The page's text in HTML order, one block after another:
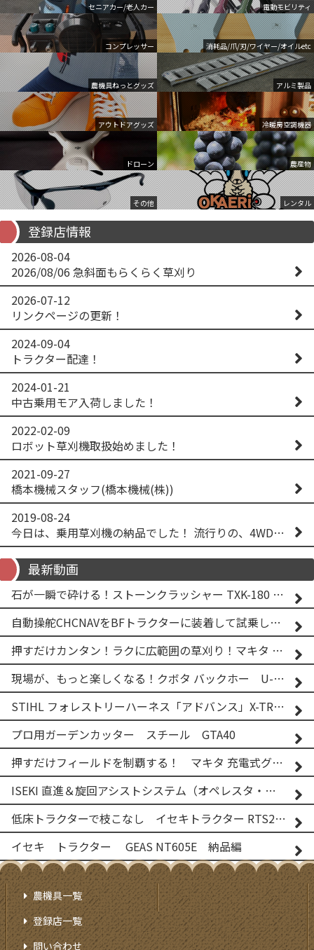
セニアカー/老人カー 電動モビリティ
コンプレッサー 消耗品/爪/刃/ワイヤー/オイルetc
農機具ねっとグッズ アルミ製品
アウトドアグッズ 冷暖房空調機器
ドローン 農産物
その他 レンタル
登録店情報
2026-08-04
2026/08/06 急斜面もらくらく草刈り
2026-07-12
リンクページの更新！
2024-09-04
トラクター配達！
2024-01-21
中古乗用モア入荷しました！
2022-02-09
ロボット草刈機取扱始めました！
2021-09-27
橋本機械スタッフ(橋本機械(株))
2019-08-24
今日は、乗用草刈機の納品でした！ 流行りの、4WD！ #イセキアグリ #オーレック #四駆 #増税間近
最新動画
石が一瞬で砕ける！ストーンクラッシャー TXK-180 実演
自動操舵CHCNAVをBFトラクターに装着して試乗してみた！！ CHCNAV NX610
押すだけカンタン！ラクに広範囲の草刈り！マキタ バッテリー式草刈り機 MUG001G 2
現場が、もっと楽しくなる！クボタ バックホー U-25-3A
STIHL フォレストリーハーネス「アドバンス」X-TREEm
プロ用ガーデンカッター スチール GTA40
押すだけフィールドを制覇する！ マキタ 充電式グランドトリマー MUG001G
ISEKI 直進＆旋回アシストシステム（オペレスタ・ターン）搭載 イセキ 乗用田植機 PRJ8D-ZJL
低床トラクターで枝こなし イセキトラクター RTS205NS & フレールモア FNC1202F
イセキ トラクター GEAS NT605E 納品編
農機具一覧
登録店一覧
問い合わせ